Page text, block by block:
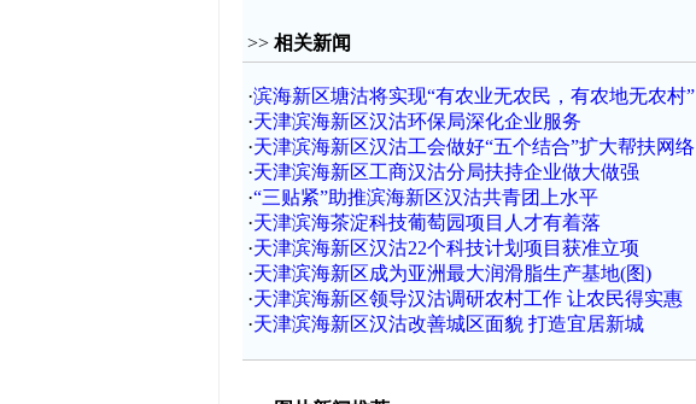
>> 相关新闻
·滨海新区塘沽将实现“有农业无农民，有农地无农村”
·天津滨海新区汉沽环保局深化企业服务
·天津滨海新区汉沽工会做好“五个结合”扩大帮扶网络
·天津滨海新区工商汉沽分局扶持企业做大做强
·“三贴紧”助推滨海新区汉沽共青团上水平
·天津滨海茶淀科技葡萄园项目人才有着落
·天津滨海新区汉沽22个科技计划项目获准立项
·天津滨海新区成为亚洲最大润滑脂生产基地(图)
·天津滨海新区领导汉沽调研农村工作 让农民得实惠
·天津滨海新区汉沽改善城区面貌 打造宜居新城